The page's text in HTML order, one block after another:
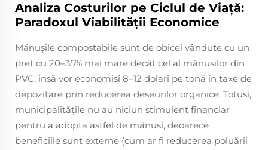
Analiza Costurilor pe Ciclul de Viață:
Paradoxul Viabilității Economice
Mănușile compostabile sunt de obicei vândute cu un
preț cu 20–35% mai mare decât cel al mănușilor din
PVC, însă vor economisi 8–12 dolari pe tonă în taxe de
depozitare prin reducerea deșeurilor organice. Totuși,
municipalitățile nu au niciun stimulent financiar
pentru a adopta astfel de mănuși, deoarece
beneficiile sunt externe (cum ar fi reducerea poluării